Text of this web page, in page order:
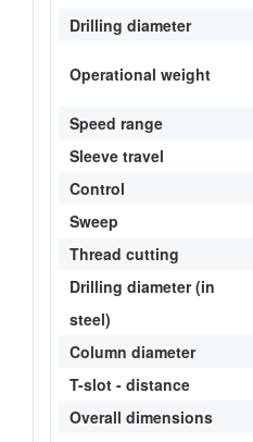
Drilling diameter
Operational weight
Speed range
Sleeve travel
Control
Sweep
Thread cutting
Drilling diameter (in
steel)
Column diameter
T-slot - distance
Overall dimensions